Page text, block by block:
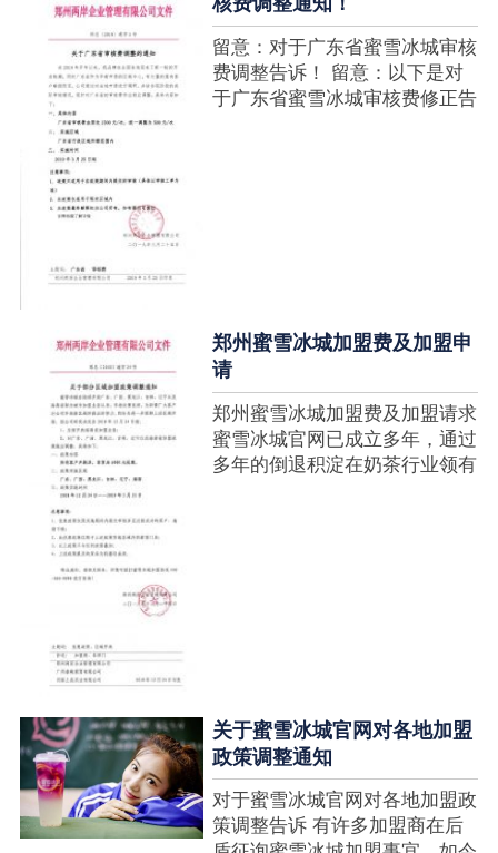
留意：对于广东省蜜雪冰城审核
费调整告诉！ 留意：以下是对
于广东省蜜雪冰城审核费修正告
郑州蜜雪冰城加盟费及加盟申
请
郑州蜜雪冰城加盟费及加盟请求
蜜雪冰城官网已成立多年，通过
多年的倒退积淀在奶茶行业领有
关于蜜雪冰城官网对各地加盟
政策调整通知
对于蜜雪冰城官网对各地加盟政
策调整告诉 有许多加盟商在后